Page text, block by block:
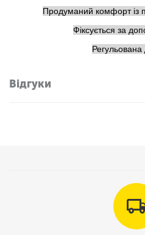
Продуманий комфорт із
Фіксується за
Регульована
Відгуки